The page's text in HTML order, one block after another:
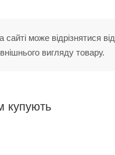
може відрізнятися від
вигляду товару.
купують